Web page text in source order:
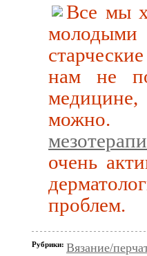
Все мы
молодыми
нам не
можно.
очень
проблем.
Рубрики: Вязание/